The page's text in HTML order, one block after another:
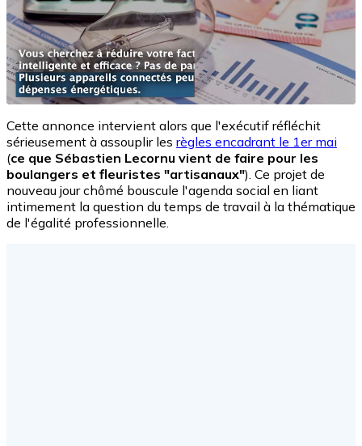
Cette annonce intervient alors que l'exécutif réfléchit
sérieusement à assouplir les règles encadrant le 1er mai
(ce que Sébastien Lecornu vient de faire pour les
boulangers et fleuristes "artisanaux"). Ce projet de
nouveau jour chômé bouscule l'agenda social en liant
intimement la question du temps de travail à la thématique
de l'égalité professionnelle.